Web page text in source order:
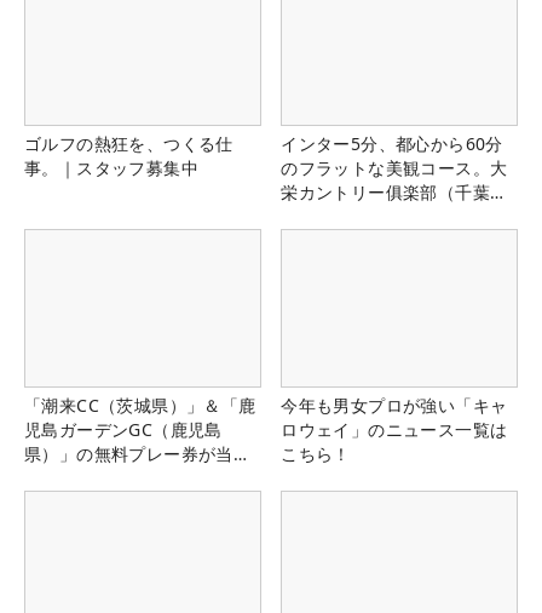
ゴルフの熱狂を、つくる仕
事。｜スタッフ募集中
インター5分、都心から60分
のフラットな美観コース。大
栄カントリー俱楽部（千葉
「潮来CC（茨城県）」＆「鹿
児島ガーデンGC（鹿児島
県）」の無料プレー券が当た
今年も男女プロが強い「キャ
ロウェイ」のニュース一覧は
こちら！